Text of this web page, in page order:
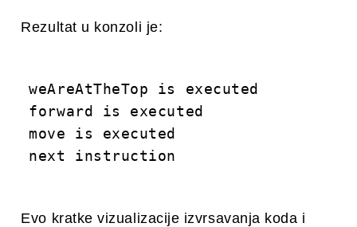
Rezultat u konzoli je:
weAreAtTheTop is executed
forward is executed
move is executed
Evo kratke vizualizacije izvrsavanja koda i